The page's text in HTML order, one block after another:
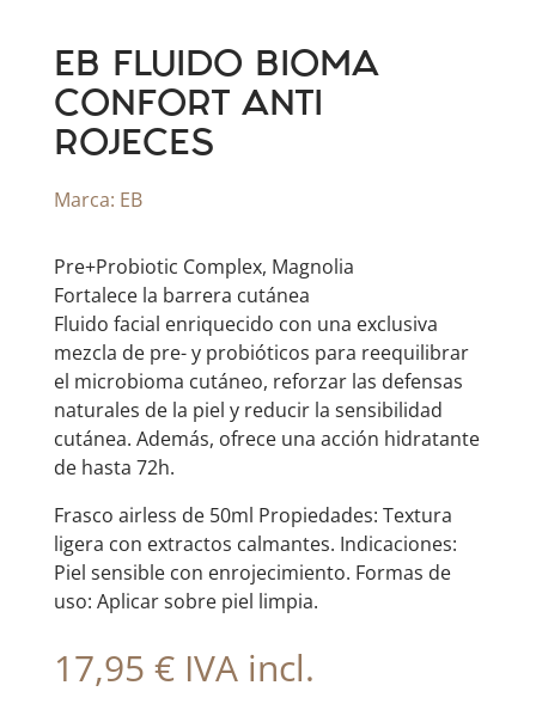
EB FLUIDO BIOMA
CONFORT ANTI
ROJECES
Marca: EB
Pre+Probiotic Complex, Magnolia
Fortalece la barrera cutánea
Fluido facial enriquecido con una exclusiva
mezcla de pre- y probióticos para reequilibrar
el microbioma cutáneo, reforzar las defensas
naturales de la piel y reducir la sensibilidad
cutánea. Además, ofrece una acción hidratante
de hasta 72h.
Frasco airless de 50ml Propiedades: Textura
ligera con extractos calmantes. Indicaciones:
Piel sensible con enrojecimiento. Formas de
uso: Aplicar sobre piel limpia.
17,95 € IVA incl.